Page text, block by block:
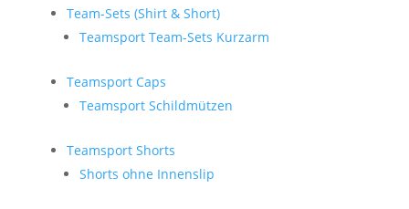
Team-Sets (Shirt & Short)
Teamsport Team-Sets Kurzarm
Teamsport Caps
Teamsport Schildmützen
Teamsport Shorts
Shorts ohne Innenslip